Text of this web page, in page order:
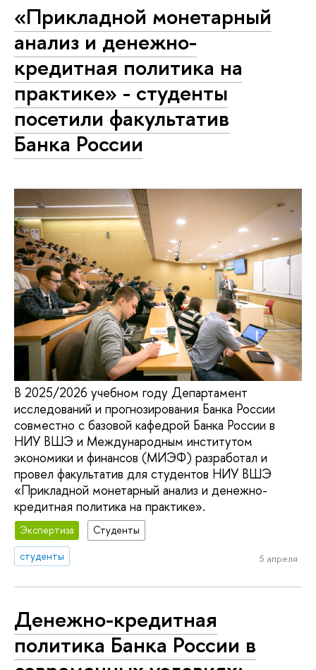
«Прикладной монетарный
анализ и денежно-
кредитная политика на
практике» - студенты
посетили факультатив
Банка России
В 2025/2026 учебном году Департамент
исследований и прогнозирования Банка России
совместно с базовой кафедрой Банка России в
НИУ ВШЭ и Международным институтом
экономики и финансов (МИЭФ) разработал и
провел факультатив для студентов НИУ ВШЭ
«Прикладной монетарный анализ и денежно-
кредитная политика на практике».
Экспертиза
Студенты
студенты
5 апреля
Денежно-кредитная
политика Банка России в